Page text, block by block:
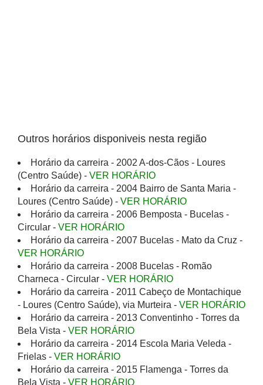
Outros horários disponiveis nesta região
Horário da carreira - 2002 A-dos-Cãos - Loures
(Centro Saúde) - VER HORÁRIO
Horário da carreira - 2004 Bairro de Santa Maria -
Loures (Centro Saúde) - VER HORÁRIO
Horário da carreira - 2006 Bemposta - Bucelas -
Circular - VER HORÁRIO
Horário da carreira - 2007 Bucelas - Mato da Cruz -
VER HORÁRIO
Horário da carreira - 2008 Bucelas - Romão
Charneca - Circular - VER HORÁRIO
Horário da carreira - 2011 Cabeço de Montachique
- Loures (Centro Saúde), via Murteira - VER HORÁRIO
Horário da carreira - 2013 Conventinho - Torres da
Bela Vista - VER HORÁRIO
Horário da carreira - 2014 Escola Maria Veleda -
Frielas - VER HORÁRIO
Horário da carreira - 2015 Flamenga - Torres da
Bela Vista - VER HORÁRIO